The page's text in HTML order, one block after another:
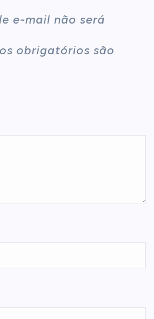
e-mail não será
obrigatórios são